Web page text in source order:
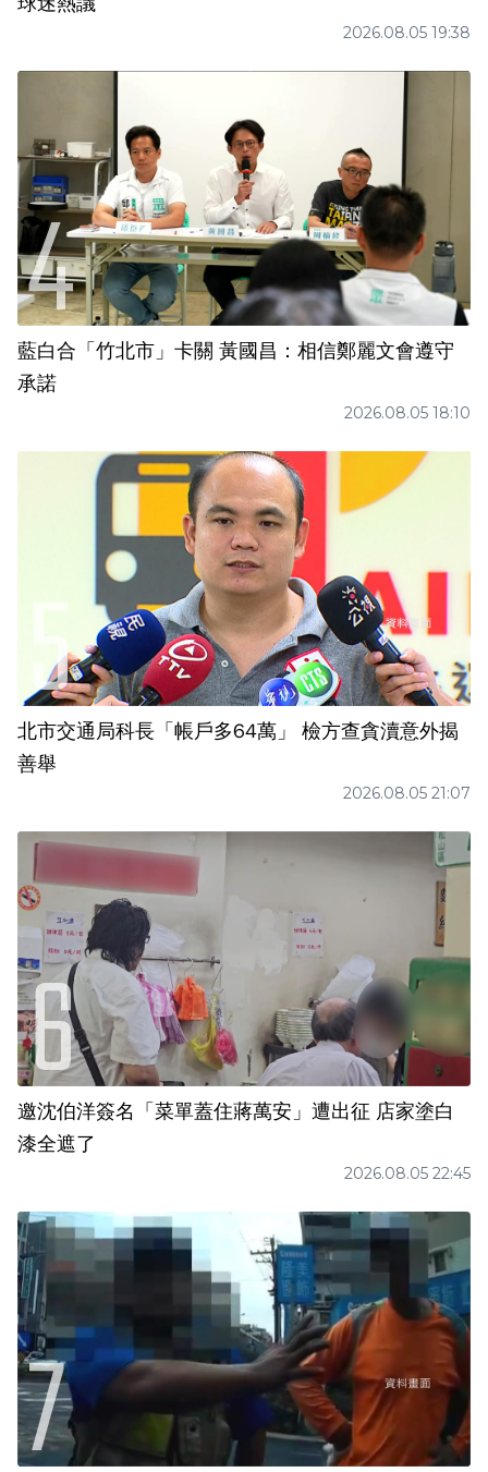
2026.08.05 19:38
藍白合「竹北市」卡關 黃國昌：相信鄭麗文會遵守
承諾
2026.08.05 18:10
北市交通局科長「帳戶多64萬」 檢方查貪瀆意外揭
善舉
2026.08.05 21:07
邀沈伯洋簽名「菜單蓋住蔣萬安」遭出征 店家塗白
漆全遮了
2026.08.05 22:45